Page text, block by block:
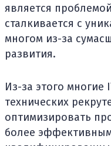
является
сталкивается с
многом из-за
развития.
Из-за этого
технических
оптимизировать
более